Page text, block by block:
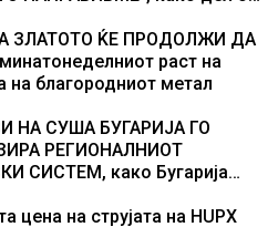
во бомбардирањето го
овој настан што го промени
ЗЛАТОТО ЌЕ ПРОДОЛЖИ ДА
раст на
на благородниот метал
НА СУША БУГАРИЈА ГО
РЕГИОНАЛНИОТ
СИСТЕМ, како Бугарија
на енергија од батерии
цена на струјата на HUPX